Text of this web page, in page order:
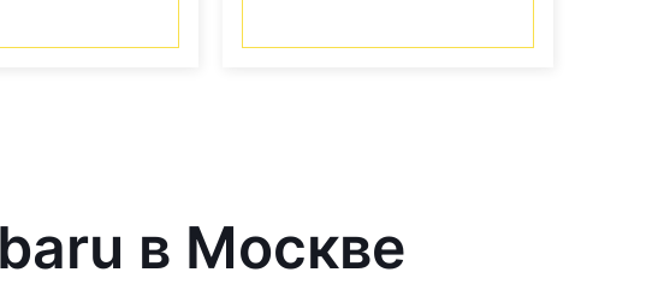
в Москве